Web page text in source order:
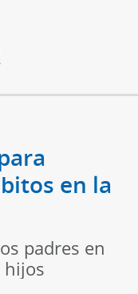
en la
padres en
hijos